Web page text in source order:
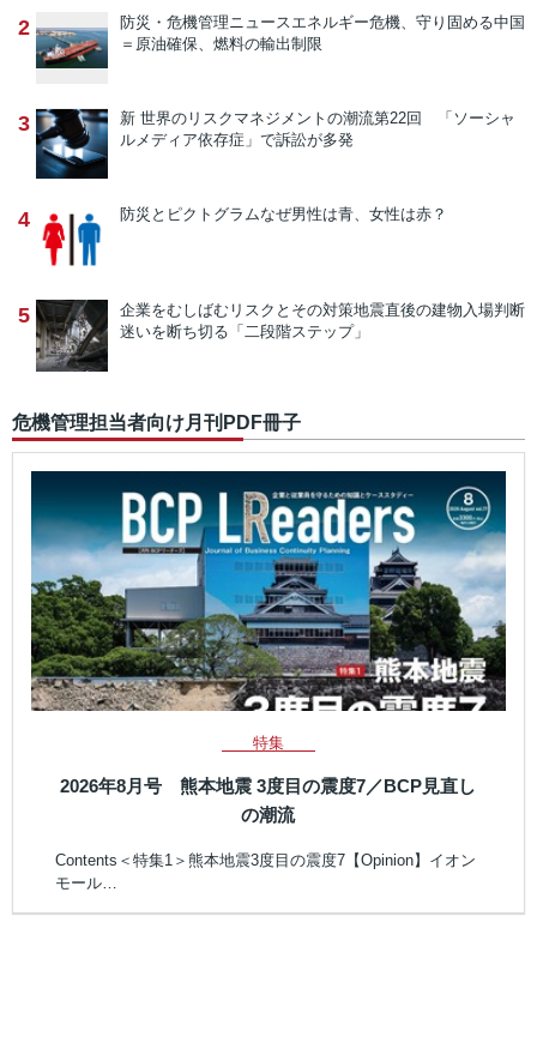
2 防災・危機管理ニュースエネルギー危機、守り固める中国
＝原油確保、燃料の輸出制限
3 新 世界のリスクマネジメントの潮流第22回 「ソーシャ
ルメディア依存症」で訴訟が多発
4 防災とピクトグラムなぜ男性は青、女性は赤？
5 企業をむしばむリスクとその対策地震直後の建物入場判断
迷いを断ち切る「二段階ステップ」
危機管理担当者向け月刊PDF冊子
特集
2026年8月号 熊本地震 3度目の震度7／BCP見直し
の潮流
Contents＜特集1＞熊本地震3度目の震度7【Opinion】イオン
モール…